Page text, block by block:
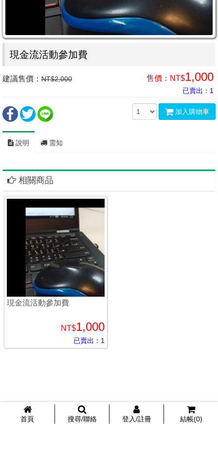
首頁 搜尋/聯絡 登入/註冊 結帳(0)
現金流活動參加費
建議售價： NT$2,000 售價： NT$1,000
已賣出：1
加入購物車
說明 需知
相關商品
現金流活動參加費
NT$1,000
已賣出：1